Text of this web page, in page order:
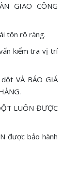
GIAO CÔNG
tôn rõ ràng.
kiểm tra vị trí
VÀ BÁO GIÁ
LUÔN ĐƯỢC
được bảo hành